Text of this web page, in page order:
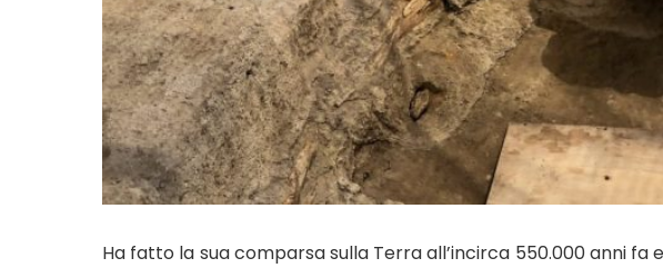
Ha fatto la sua comparsa sulla Terra all’incirca 550.000 anni fa